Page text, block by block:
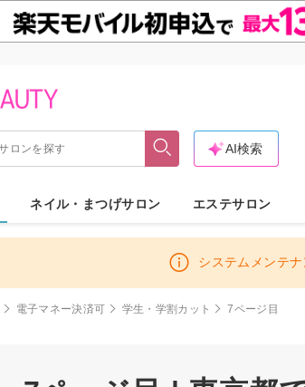
AI検索
ネイル・まつげサロン エステサロン
システムメンテ
電子マネー決済可 学生・学割カット 7ページ目